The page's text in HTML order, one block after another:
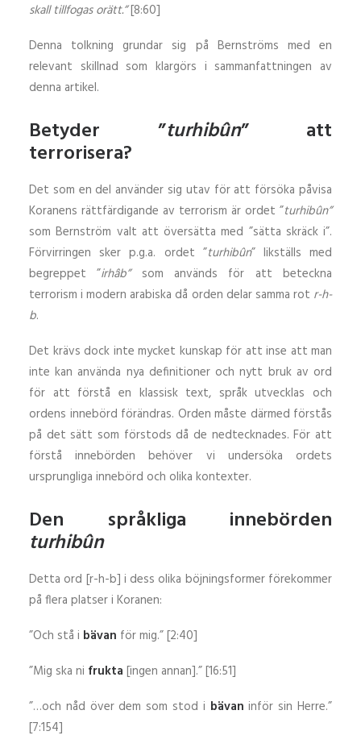
skall tillfogas orätt.”[8:60]
Denna tolkning grundar sig på Bernströms med en
relevant skillnad som klargörs i sammanfattningen av
denna artikel.
Betyder ”turhibûn” att
terrorisera?
Det som en del använder sig utav för att försöka påvisa
Koranens rättfärdigande av terrorism är ordet ”turhibûn”
som Bernström valt att översätta med ”sätta skräck i”.
Förvirringen sker p.g.a. ordet ”turhibûn” likställs med
begreppet ”irhâb”som används för att beteckna
terrorism i modern arabiska då orden delar samma rot r-h-
b.
Det krävs dock inte mycket kunskap för att inse att man
inte kan använda nya definitioner och nytt bruk av ord
för att förstå en klassisk text, språk utvecklas och
ordens innebörd förändras. Orden måste därmed förstås
på det sätt som förstods då de nedtecknades. För att
förstå innebörden behöver vi undersöka ordets
ursprungliga innebörd och olika kontexter.
Den språkliga innebörden
turhibûn
Detta ord [r-h-b] i dess olika böjningsformer förekommer
på flera platser i Koranen:
”Och stå i bävan för mig.” [2:40]
”Mig ska ni frukta [ingen annan].” [16:51]
”…och nåd över dem som stod i bävan inför sin Herre.”
[7:154]